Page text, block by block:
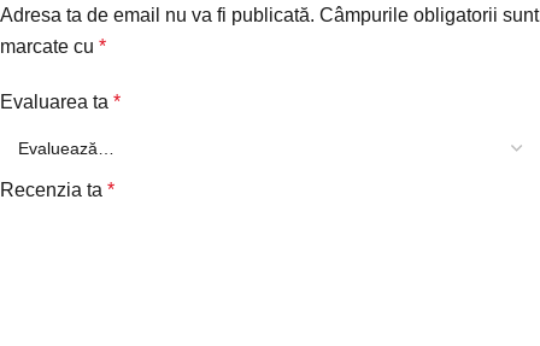
Adresa ta de email nu va fi publicată. Câmpurile obligatorii sunt
marcate cu *
Evaluarea ta *
Recenzia ta *